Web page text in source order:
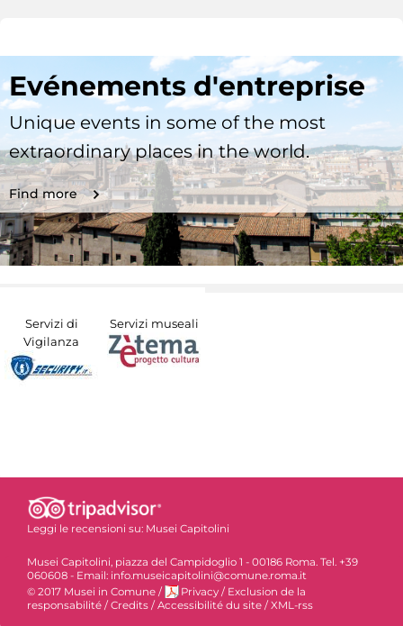
Evénements d'entreprise
Unique events in some of the most
extraordinary places in the world.
Find more
Servizi di
Vigilanza
Servizi museali
Leggi le recensioni su: Musei Capitolini
Musei Capitolini, piazza del Campidoglio 1 - 00186 Roma. Tel. +39
060608 - Email: info.museicapitolini@comune.roma.it
© 2017 Musei in Comune / Privacy / Exclusion de la
responsabilité / Credits / Accessibilité du site / XML-rss